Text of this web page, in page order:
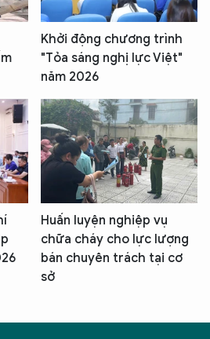
Khởi động chương trình
"Tỏa sáng nghị lực Việt"
năm 2026
Huấn luyện nghiệp vụ
chữa cháy cho lực lượng
bán chuyên trách tại cơ
sở